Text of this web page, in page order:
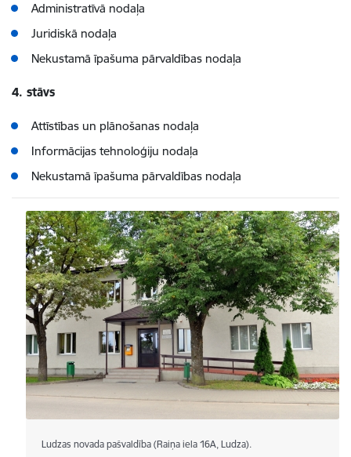
Administratīvā nodaļa
Juridiskā nodaļa
Nekustamā īpašuma pārvaldības nodaļa
4. stāvs
Attīstības un plānošanas nodaļa
Informācijas tehnoloģiju nodaļa
Nekustamā īpašuma pārvaldības nodaļa
Ludzas novada pašvaldība (Raiņa iela 16A, Ludza).